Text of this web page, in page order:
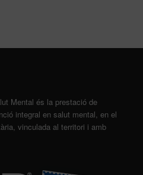
Mental és la prestació de
integral en salut mental, en el
vinculada al territori i amb